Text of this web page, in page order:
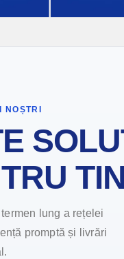
lung a rețelei
promptă și livrări